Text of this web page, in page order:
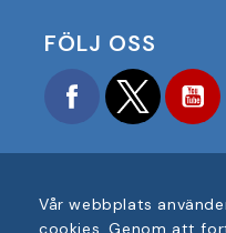
FÖLJ OSS
FacebookTwitter
Vår webbplats
cookies. Genom att